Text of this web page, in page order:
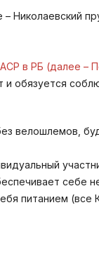
Николаевский
в РБ (далее –
и обязуется
велошлемов,
себе
питанием (все